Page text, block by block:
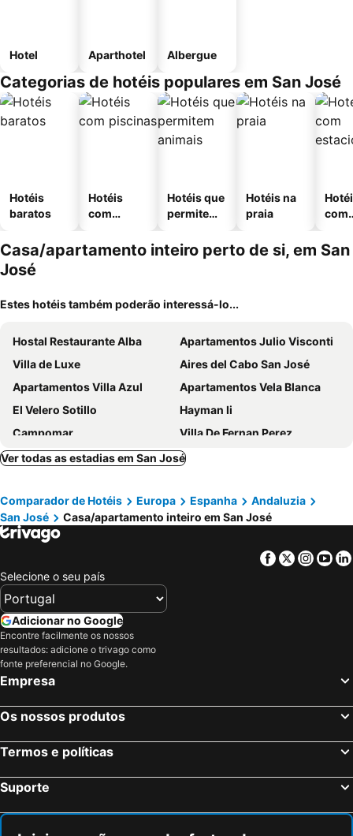
Hotel Aparthotel Albergue
Categorias de hotéis populares em San José
Hotéis
baratos
Hotéis
com
Hotéis que
permitem
Hotéis na
praia
com
Casa/apartamento inteiro perto de si, em San
José
Estes hotéis também poderão interessá-lo...
Hostal Restaurante Alba
Apartamentos Julio Visconti
Villa de Luxe
Aires del Cabo San José
Apartamentos Villa Azul
Apartamentos Vela Blanca
El Velero Sotillo
Hayman Ii
Campomar
Villa De Fernan Perez
Ver todas as estadias em San José
Comparador de Hotéis Europa Espanha
Andaluzia
San José
Casa/apartamento inteiro em San José
Facebook
Twitter
Selecione o seu país
Adicionar no Google
Encontre facilmente os nossos
resultados: adicione o trivago como
fonte preferencial no Google.
Empresa
Os nossos produtos
Termos e políticas
Suporte